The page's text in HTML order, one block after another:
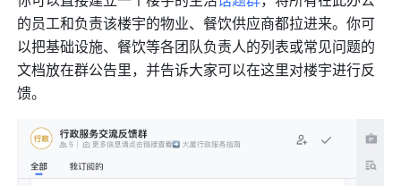
的员工和负责该楼宇的物业、餐饮供应商都拉进来。你可
以把基础设施、餐饮等各团队负责人的列表或常见问题的
文档放在群公告里，并告诉大家可以在这里对楼宇进行反
馈。